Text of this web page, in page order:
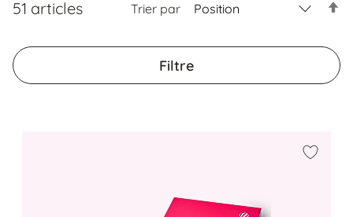
51 articles Trier par
Par
Filtre